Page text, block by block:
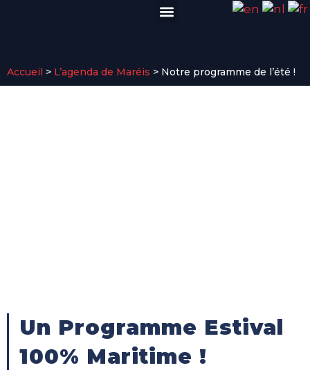
Accueil > L’agenda de Maréis > Notre programme de l’été !
Un Programme Estival
100% Maritime !